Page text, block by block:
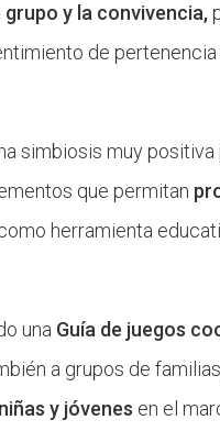
y la convivencia,
de
simbiosis muy positiva
que permitan
herramienta
una Guía de juegos
a grupos de
y jóvenes en el